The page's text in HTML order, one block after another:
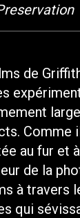
de
Comme
au fur et
de la
à travers
qui